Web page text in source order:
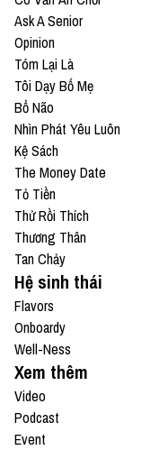
Ask A Senior
Opinion
Tóm Lại Là
Tôi Dạy Bố Mẹ
Bổ Não
Nhìn Phát Yêu Luôn
Kệ Sách
The Money Date
Tỏ Tiền
Thử Rồi Thích
Thương Thân
Tan Chảy
Hệ sinh thái
Flavors
Onboardy
Well-Ness
Xem thêm
Video
Podcast
Event